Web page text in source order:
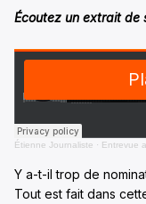
Écoutez un extrait de
Étienne Journaliste · Entrevue
Y a-t-il trop de
Tout est fait dans